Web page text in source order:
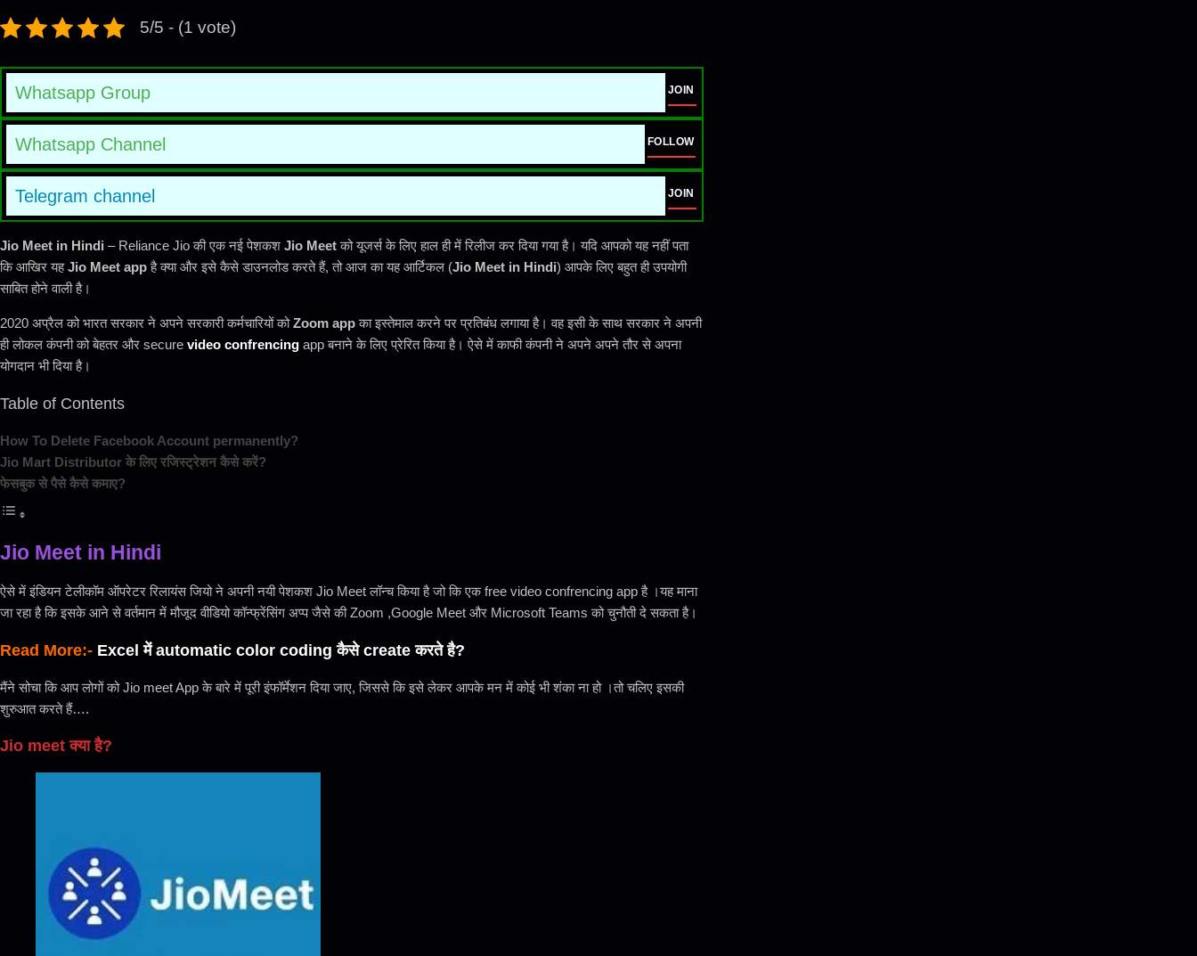
5/5 - (1 vote)
Whatsapp Group JOIN
Whatsapp Channel FOLLOW
Telegram channel JOIN
Jio Meet in Hindi – Reliance Jio की एक नई पेशकश Jio Meetको यूजर्स के लिए हाल ही में रिलीज कर दिया गया है। यदि आपको यह नहीं पता
कि आखिर यहJio Meet appहै क्या और इसे कैसे डाउनलोड करते हैं, तो आज का यह आर्टिकल (Jio Meet in Hindi) आपके लिए बहुत ही उपयोगी
साबित होने वाली है।
2020 अप्रैल को भारत सरकार ने अपने सरकारी कर्मचारियों कोZoom appका इस्तेमाल करने पर प्रतिबंध लगाया है। वह इसी के साथ सरकार ने अपनी
ही लोकल कंपनी को बेहतर और secure video confrencing app बनाने के लिए प्रेरित किया है। ऐसे में काफी कंपनी ने अपने अपने तौर से अपना
योगदान भी दिया है।
Table of Contents
How To Delete Facebook Account permanently?
Jio Mart Distributor के लिए रजिस्ट्रेशन कैसे करें?
फेसबुक से पैसे कैसे कमाए?
Jio Meet in Hindi
ऐसे में इंडियन टेलीकॉम ऑपरेटर रिलायंस जियो ने अपनी नयी पेशकश Jio Meet लॉन्च किया है जो कि एक free video confrencing app है ।यह माना
जा रहा है कि इसके आने से वर्तमान में मौजूद वीडियो कॉन्फ्रेंसिंग अप्प जैसे की Zoom ,Google Meet और Microsoft Teams को चुनौती दे सकता है।
Read More:- Excel में automatic color coding कैसे create करते है?
मैंने सोचा कि आप लोगों को Jio meet App के बारे में पूरी इंफॉर्मेशन दिया जाए, जिससे कि इसे लेकर आपके मन में कोई भी शंका ना हो ।तो चलिए इसकी
शुरुआत करते हैं….
Jio meet क्या है?